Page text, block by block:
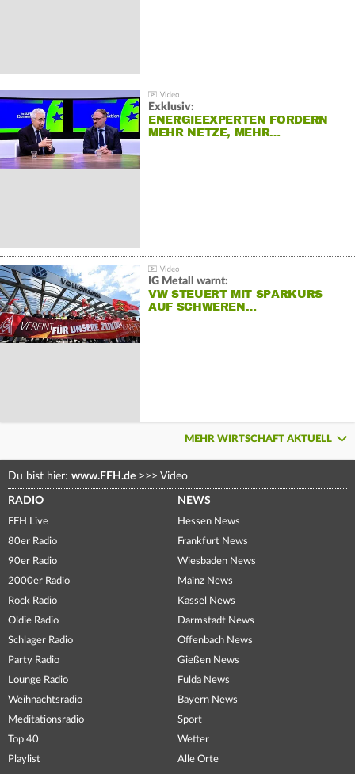
Exklusiv:
ENERGIEEXPERTEN FORDERN
MEHR NETZE, MEHR…
IG Metall warnt:
VW STEUERT MIT SPARKURS
AUF SCHWEREN…
MEHR WIRTSCHAFT AKTUELL
Du bist hier: www.FFH.de >>> Video
RADIO
FFH Live
80er Radio
90er Radio
2000er Radio
Rock Radio
Oldie Radio
Schlager Radio
Party Radio
Lounge Radio
Weihnachtsradio
Meditationsradio
Top 40
Playlist
NEWS
Hessen News
Frankfurt News
Wiesbaden News
Mainz News
Kassel News
Darmstadt News
Offenbach News
Gießen News
Fulda News
Bayern News
Sport
Wetter
Alle Orte